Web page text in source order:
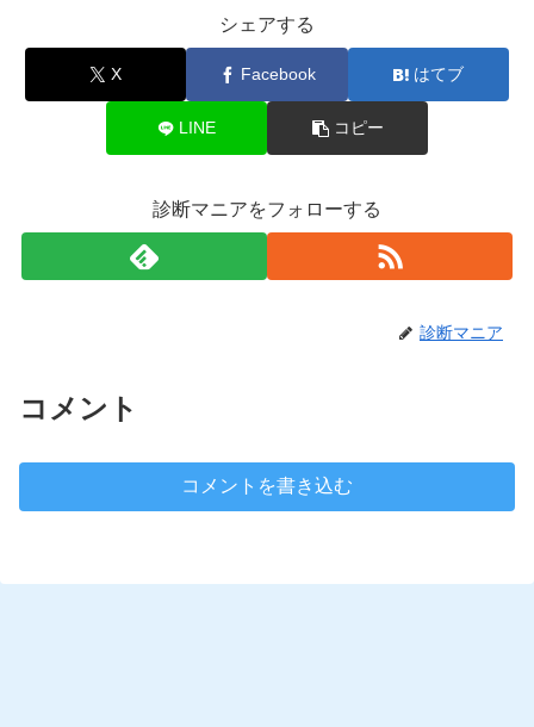
シェアする
X Facebook はてブ
LINE コピー
診断マニアをフォローする
診断マニア
コメント
コメントを書き込む